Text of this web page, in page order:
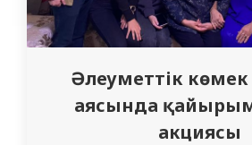
Әлеуметтік көмек
аясында
акциясы